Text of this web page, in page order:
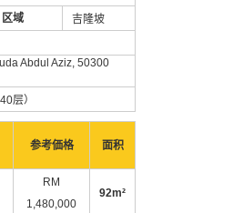
区域
吉隆坡
Abdul Aziz, 50300
层）
参考価格 面积
RM
1,480,000
92m²